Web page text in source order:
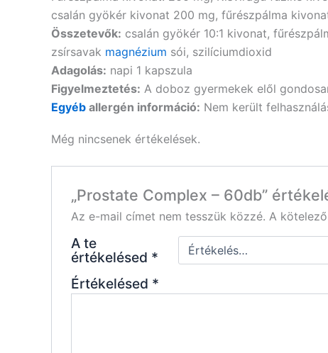
csalán gyökér kivonat 200 mg, fűrészpálma
Összetevők: csalán gyökér 10:1 kivonat,
zsírsavak magnézium sói, szilíciumdioxid
Adagolás: napi 1 kapszula
Figyelmeztetés: A doboz gyermekek elől
Egyéb allergén információ: Nem került
Még nincsenek értékelések.
„Prostate Complex – 60db”
Az e-mail címet nem tesszük közzé. A
A te
értékelésed *
Értékelésed *